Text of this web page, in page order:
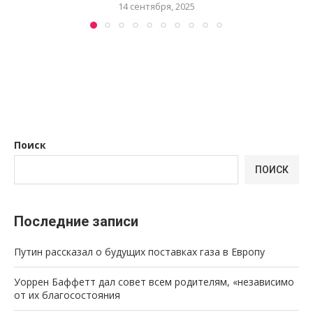
14 сентября, 2025
Поиск
ПОИСК
Последние записи
Путин рассказал о будущих поставках газа в Европу
Уоррен Баффетт дал совет всем родителям, «независимо
от их благосостояния